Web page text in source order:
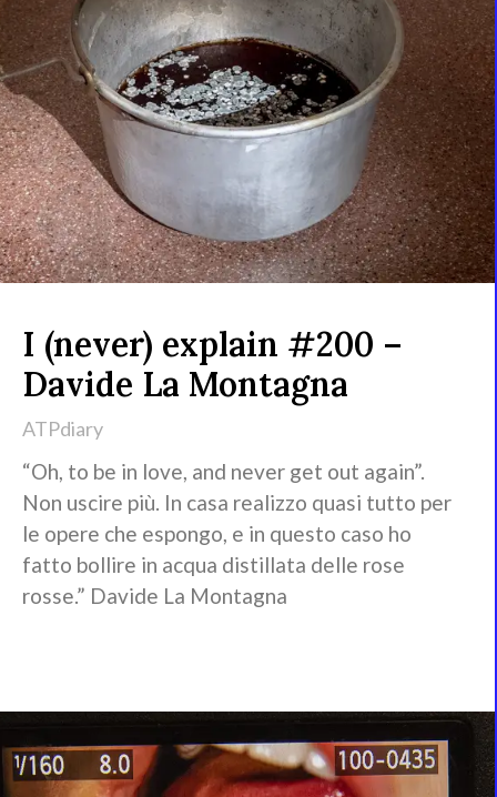
I (never) explain #200 –
Davide La Montagna
ATPdiary
“Oh, to be in love, and never get out again”.
Non uscire più. In casa realizzo quasi tutto per
le opere che espongo, e in questo caso ho
fatto bollire in acqua distillata delle rose
rosse.” Davide La Montagna